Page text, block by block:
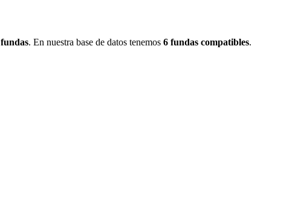
fundas. En nuestra base de datos tenemos 6 fundas compatibles.